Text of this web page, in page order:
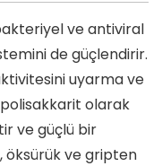
ve antiviral
de güçlendirir.
uyarma ve
olarak
ve güçlü bir
öksürük ve gripten